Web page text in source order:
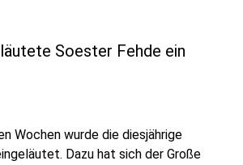
Soester Fehde ein
Wochen wurde die diesjährige
Dazu hat sich der Große